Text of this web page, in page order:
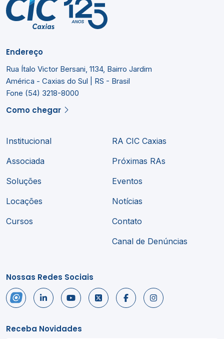
Endereço
Rua Ítalo Victor Bersani, 1134, Bairro Jardim
América - Caxias do Sul | RS - Brasil
Fone (54) 3218-8000
Como chegar
Institucional
Associada
Soluções
Locações
Cursos
RA CIC Caxias
Próximas RAs
Eventos
Notícias
Contato
Canal de Denúncias
Nossas Redes Sociais
Receba Novidades